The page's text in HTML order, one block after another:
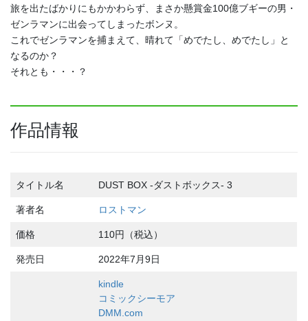
旅を出たばかりにもかかわらず、まさか懸賞金100億ブギーの男・
ゼンラマンに出会ってしまったボンヌ。
これでゼンラマンを捕まえて、晴れて「めでたし、めでたし」と
なるのか？
それとも・・・？
作品情報
タイトル名 DUST BOX -ダストボックス- 3
著者名 ロストマン
価格 110円（税込）
発売日 2022年7月9日
kindle
コミックシーモア
DMM.com